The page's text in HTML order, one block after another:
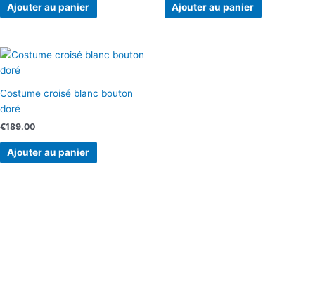
Ajouter au panier Ajouter au panier
Costume croisé blanc bouton
doré
€189.00
Ajouter au panier